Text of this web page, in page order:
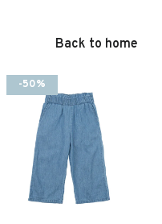
Back to home
-50%